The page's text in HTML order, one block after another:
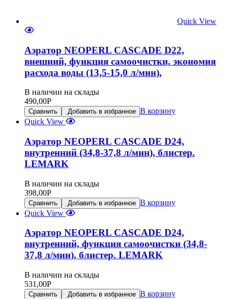
Quick View
Аэратор NEOPERL CASCADE D22,
внешний, функция самоочистки, экономия
расхода воды (13,5-15,0 л/мин),
В наличии на склады
490,00Р
Сравнить Добавить в избранное В корзину
Quick View
Аэратор NEOPERL CASCADE D24,
внутренний (34,8-37,8 л/мин), блистер.
LEMARK
В наличии на склады
398,00Р
Сравнить Добавить в избранное В корзину
Quick View
Аэратор NEOPERL CASCADE D24,
внутренний, функция самоочистки (34,8-
37,8 л/мин), блистер. LEMARK
В наличии на склады
531,00Р
Сравнить Добавить в избранное В корзину